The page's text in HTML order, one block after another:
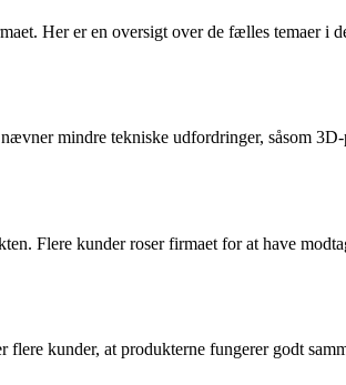
Her er en oversigt over de fælles temaer i
mindre tekniske udfordringer, såsom
Flere kunder roser firmaet for at have
kunder, at produkterne fungerer godt